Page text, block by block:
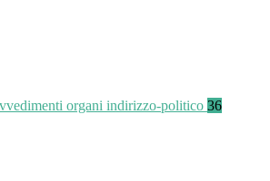
organi indirizzo-politico 36